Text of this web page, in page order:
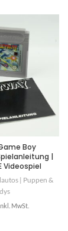
Boy
|
Videospiel
| Puppen &
MwSt.